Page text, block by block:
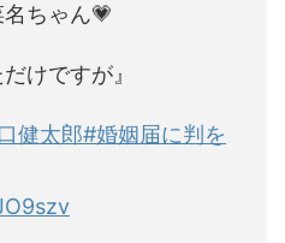
ちゃん💗
けですが』
健太郎#婚姻届に判を